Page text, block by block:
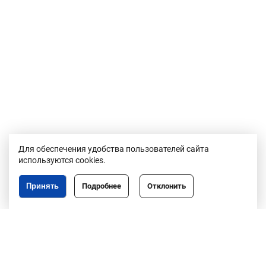
Для обеспечения удобства пользователей сайта
используются cookies.
Отклонить
Подробнее
Принять